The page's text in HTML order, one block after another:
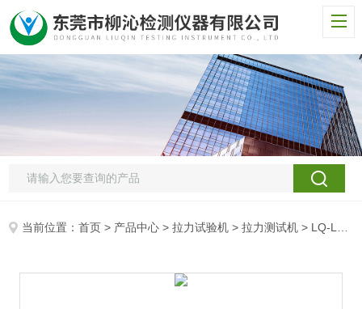
当前位置：首页 > 产品中心 >拉力试验机 >拉力测试机 > LQ-LL多功能拉力试验机